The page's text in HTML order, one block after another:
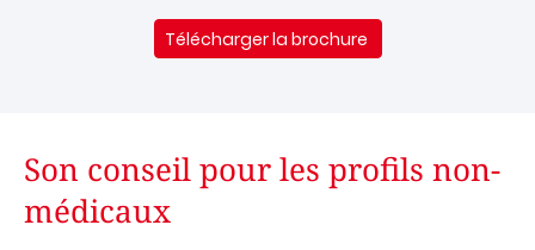
Télécharger la brochure
Son conseil pour les profils non-
médicaux